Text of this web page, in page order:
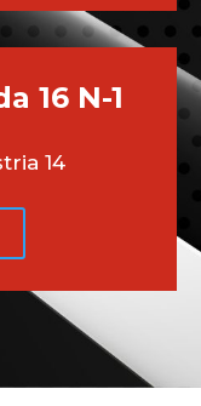
16 N-1
14